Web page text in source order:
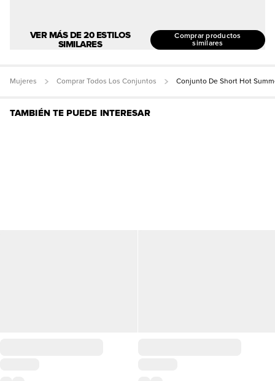
VER MÁS DE 20 ESTILOS
SIMILARES
Comprar productos
similares
Mujeres Comprar Todos Los Conjuntos Conjunto De Short Hot
TAMBIÉN TE PUEDE INTERESAR